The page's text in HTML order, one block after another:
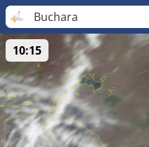
Buchara
10:15